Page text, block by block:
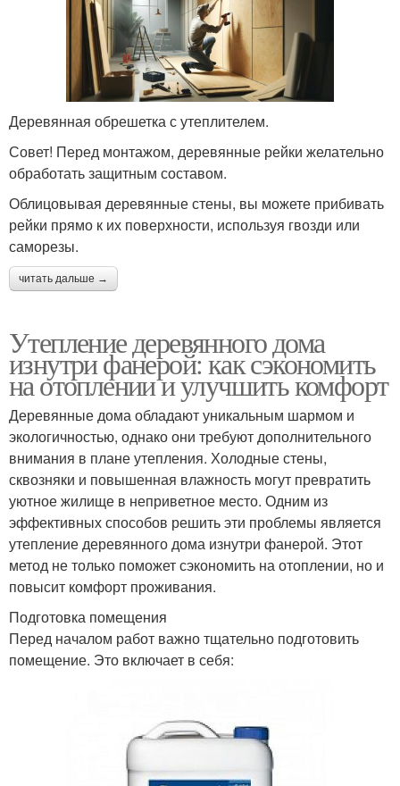
Деревянная обрешетка с утеплителем.
Совет! Перед монтажом, деревянные рейки желательно
обработать защитным составом.
Облицовывая деревянные стены, вы можете прибивать
рейки прямо к их поверхности, используя гвозди или
саморезы.
читать дальше →
Утепление деревянного дома
изнутри фанерой: как сэкономить
на отоплении и улучшить комфорт
Деревянные дома обладают уникальным шармом и
экологичностью, однако они требуют дополнительного
внимания в плане утепления. Холодные стены,
сквозняки и повышенная влажность могут превратить
уютное жилище в неприветное место. Одним из
эффективных способов решить эти проблемы является
утепление деревянного дома изнутри фанерой. Этот
метод не только поможет сэкономить на отоплении, но и
повысит комфорт проживания.
Подготовка помещения
Перед началом работ важно тщательно подготовить
помещение. Это включает в себя: